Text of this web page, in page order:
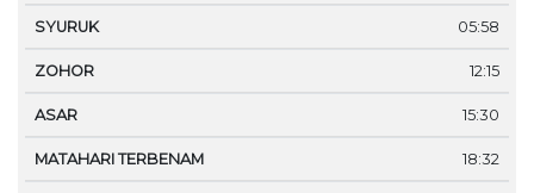
05:58
12:15
15:30
18:32